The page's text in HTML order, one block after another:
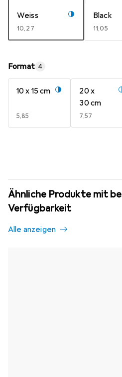
Weiss
EUR
10,27
Black
EUR
11,05
Format 4
10 x 15 cm
EUR
5,85
20 x
30 cm
EUR
7,57
Ähnliche Produkte mit
Verfügbarkeit
Alle anzeigen